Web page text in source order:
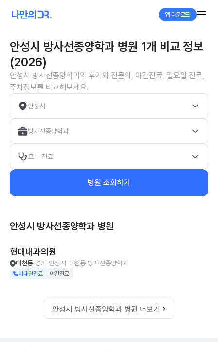
앱 다운로드
안성시 방사선종양학과 병원 1개 비교 정보
(2026)
안성시 방사선종양학과의 후기와 전문의, 야간진료, 일요일 진료,
주차정보를 비교해보세요.
안성시
방사선종양학과
모든 진료
병원 조회하기
안성시 방사선종양학과 병원
현대내과의원
대천동 경기 안성시 대천동 방사선종양학과
비대면진료 야간진료
안성시 방사선종양학과 병원 더보기